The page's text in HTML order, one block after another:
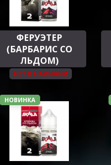
ФЕРУЭТЕР
(БАРБАРИС СО
ЛЬДОМ)
НЕТ В НАЛИЧИИ
НОВИНКА